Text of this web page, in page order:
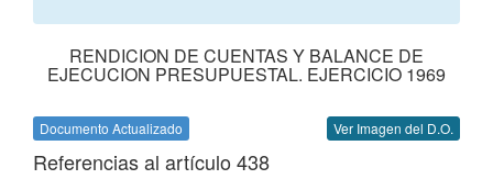
RENDICION DE CUENTAS Y BALANCE DE
EJECUCION PRESUPUESTAL. EJERCICIO 1969
Documento Actualizado Ver Imagen del D.O.
Referencias al artículo 438